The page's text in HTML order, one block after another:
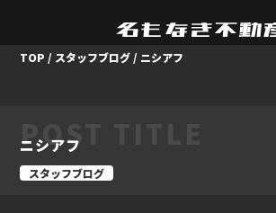
TOP / スタッフブログ / ニシアフ
POST TITLE
ニシアフ
スタッフブログ